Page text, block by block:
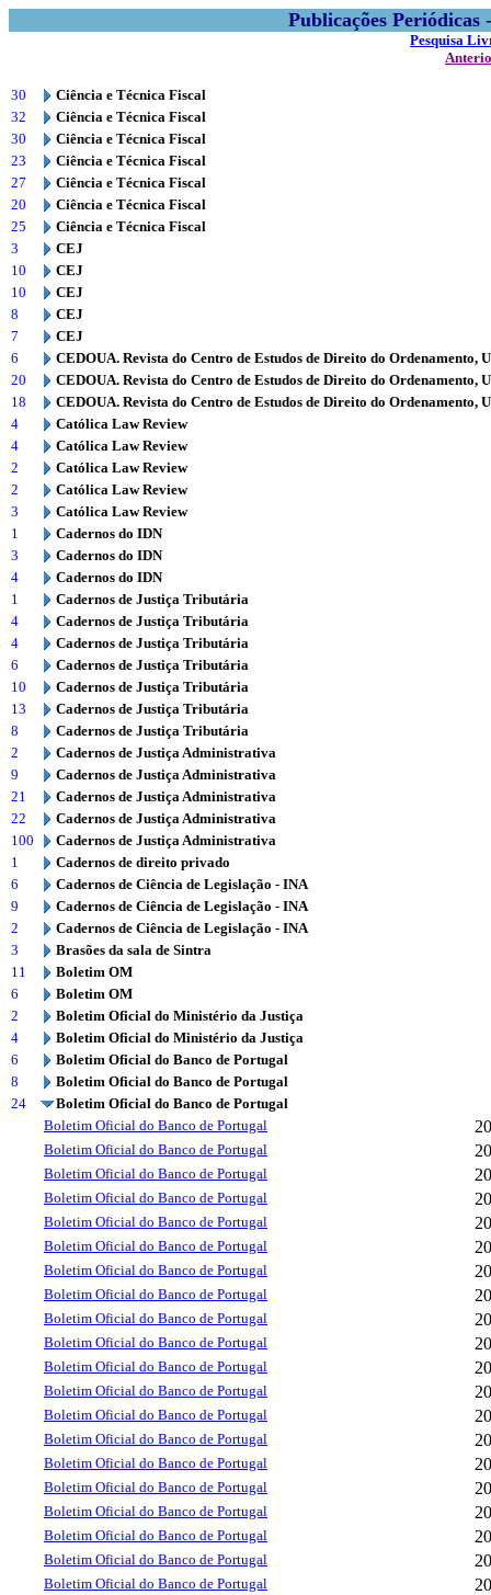
Publicações
Pesquisa
30
Ciência e Técnica Fiscal
32
Ciência e Técnica Fiscal
30
Ciência e Técnica Fiscal
23
Ciência e Técnica Fiscal
27
Ciência e Técnica Fiscal
20
Ciência e Técnica Fiscal
25
Ciência e Técnica Fiscal
3
CEJ
10
CEJ
10
CEJ
8
CEJ
7
CEJ
6
CEDOUA. Revista do Centro de Estudos de Direito do Ordenamento,
20
CEDOUA. Revista do Centro de Estudos de Direito do Ordenamento,
18
CEDOUA. Revista do Centro de Estudos de Direito do Ordenamento,
4
Católica Law Review
4
Católica Law Review
2
Católica Law Review
2
Católica Law Review
3
Católica Law Review
1
Cadernos do IDN
3
Cadernos do IDN
4
Cadernos do IDN
1
Cadernos de Justiça Tributária
4
Cadernos de Justiça Tributária
4
Cadernos de Justiça Tributária
6
Cadernos de Justiça Tributária
10
Cadernos de Justiça Tributária
13
Cadernos de Justiça Tributária
8
Cadernos de Justiça Tributária
2
Cadernos de Justiça Administrativa
9
Cadernos de Justiça Administrativa
21
Cadernos de Justiça Administrativa
22
Cadernos de Justiça Administrativa
100
Cadernos de Justiça Administrativa
1
Cadernos de direito privado
6
Cadernos de Ciência de Legislação - INA
9
Cadernos de Ciência de Legislação - INA
2
Cadernos de Ciência de Legislação - INA
3
Brasões da sala de Sintra
11
Boletim OM
6
Boletim OM
2
Boletim Oficial do Ministério da Justiça
4
Boletim Oficial do Ministério da Justiça
6
Boletim Oficial do Banco de Portugal
8
Boletim Oficial do Banco de Portugal
24
Boletim Oficial do Banco de Portugal
Boletim Oficial do Banco de Portugal
Boletim Oficial do Banco de Portugal
Boletim Oficial do Banco de Portugal
Boletim Oficial do Banco de Portugal
Boletim Oficial do Banco de Portugal
Boletim Oficial do Banco de Portugal
Boletim Oficial do Banco de Portugal
Boletim Oficial do Banco de Portugal
Boletim Oficial do Banco de Portugal
Boletim Oficial do Banco de Portugal
Boletim Oficial do Banco de Portugal
Boletim Oficial do Banco de Portugal
Boletim Oficial do Banco de Portugal
Boletim Oficial do Banco de Portugal
Boletim Oficial do Banco de Portugal
Boletim Oficial do Banco de Portugal
Boletim Oficial do Banco de Portugal
Boletim Oficial do Banco de Portugal
Boletim Oficial do Banco de Portugal
Boletim Oficial do Banco de Portugal